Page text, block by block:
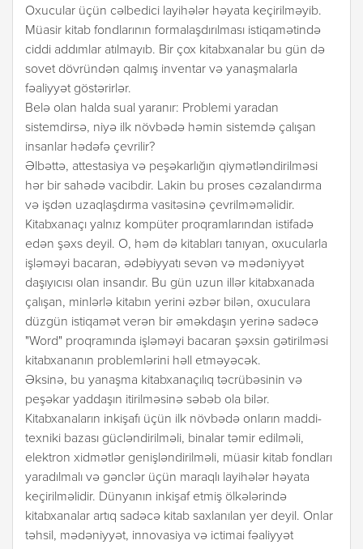
Oxucular üçün cəlbedici layihələr həyata keçirilməyib.
Müasir kitab fondlarının formalaşdırılması istiqamətində
ciddi addımlar atılmayıb. Bir çox kitabxanalar bu gün də
sovet dövründən qalmış inventar və yanaşmalarla
fəaliyyət göstərirlər.
Belə olan halda sual yaranır: Problemi yaradan
sistemdirsə, niyə ilk növbədə həmin sistemdə çalışan
insanlar hədəfə çevrilir?
Əlbəttə, attestasiya və peşəkarlığın qiymətləndirilməsi
hər bir sahədə vacibdir. Lakin bu proses cəzalandırma
və işdən uzaqlaşdırma vasitəsinə çevrilməməlidir.
Kitabxanaçı yalnız kompüter proqramlarından istifadə
edən şəxs deyil. O, həm də kitabları tanıyan, oxucularla
işləməyi bacaran, ədəbiyyatı sevən və mədəniyyət
daşıyıcısı olan insandır. Bu gün uzun illər kitabxanada
çalışan, minlərlə kitabın yerini əzbər bilən, oxuculara
düzgün istiqamət verən bir əməkdaşın yerinə sadəcə
"Word" proqramında işləməyi bacaran şəxsin gətirilməsi
kitabxananın problemlərini həll etməyəcək.
Əksinə, bu yanaşma kitabxanaçılıq təcrübəsinin və
peşəkar yaddaşın itirilməsinə səbəb ola bilər.
Kitabxanaların inkişafı üçün ilk növbədə onların maddi-
texniki bazası gücləndirilməli, binalar təmir edilməli,
elektron xidmətlər genişləndirilməli, müasir kitab fondları
yaradılmalı və gənclər üçün maraqlı layihələr həyata
keçirilməlidir. Dünyanın inkişaf etmiş ölkələrində
kitabxanalar artıq sadəcə kitab saxlanılan yer deyil. Onlar
təhsil, mədəniyyət, innovasiya və ictimai fəaliyyət